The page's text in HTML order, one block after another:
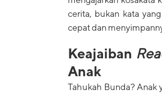
cerita, bukan kata
cepat dan
Keajaiban
Anak
Tahukah Bunda? Anak